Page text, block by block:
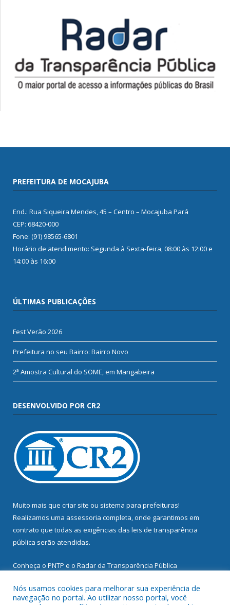
PREFEITURA DE MOCAJUBA
End.: Rua Siqueira Mendes, 45 – Centro – Mocajuba Pará
CEP: 68420-000
Fone: (91) 98565-6801
Horário de atendimento: Segunda à Sexta-feira, 08:00 às 12:00 e
14:00 às 16:00
ÚLTIMAS PUBLICAÇÕES
Fest Verão 2026
Prefeitura no seu Bairro: Bairro Novo
2ª Amostra Cultural do SOME, em Mangabeira
DESENVOLVIDO POR CR2
Muito mais que criar site ou sistema para prefeituras!
Realizamos uma assessoria completa, onde garantimos em
contrato que todas as exigências das leis de transparência
pública serão atendidas.
Conheça o PNTP e o Radar da Transparência Pública
Nós usamos cookies para melhorar sua experiência de
navegação no portal. Ao utilizar nosso portal, você